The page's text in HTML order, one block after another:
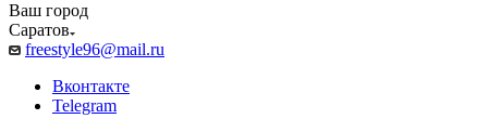
Ваш город
Саратов
freestyle96@mail.ru
Вконтакте
Telegram